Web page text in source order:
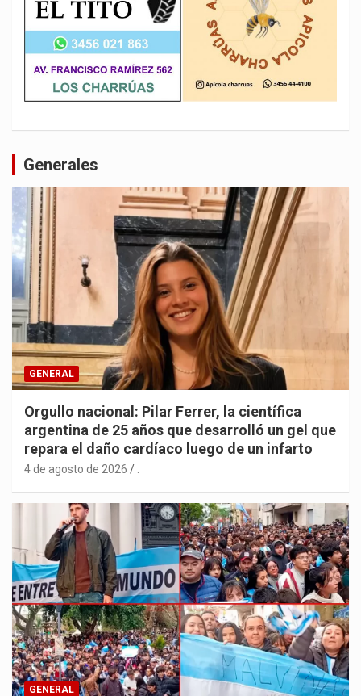
Generales
GENERAL
Orgullo nacional: Pilar Ferrer, la científica
argentina de 25 años que desarrolló un gel que
repara el daño cardíaco luego de un infarto
4 de agosto de 2026
GENERAL